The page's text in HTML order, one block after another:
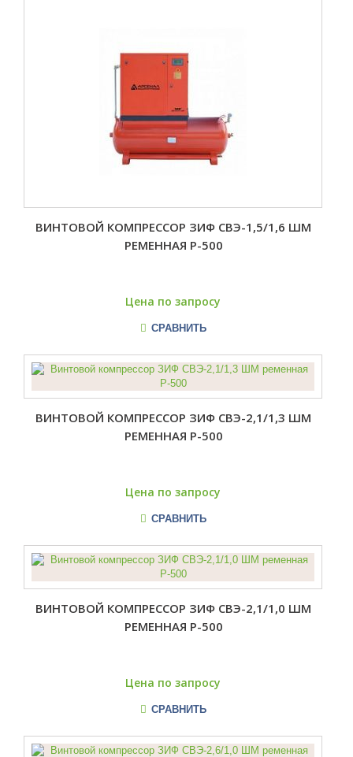
ВИНТОВОЙ КОМПРЕССОР ЗИФ СВЭ-1,5/1,6 ШМ
РЕМЕННАЯ Р-500
Цена по запросу
СРАВНИТЬ
ВИНТОВОЙ КОМПРЕССОР ЗИФ СВЭ-2,1/1,3 ШМ
РЕМЕННАЯ Р-500
Цена по запросу
СРАВНИТЬ
ВИНТОВОЙ КОМПРЕССОР ЗИФ СВЭ-2,1/1,0 ШМ
РЕМЕННАЯ Р-500
Цена по запросу
СРАВНИТЬ